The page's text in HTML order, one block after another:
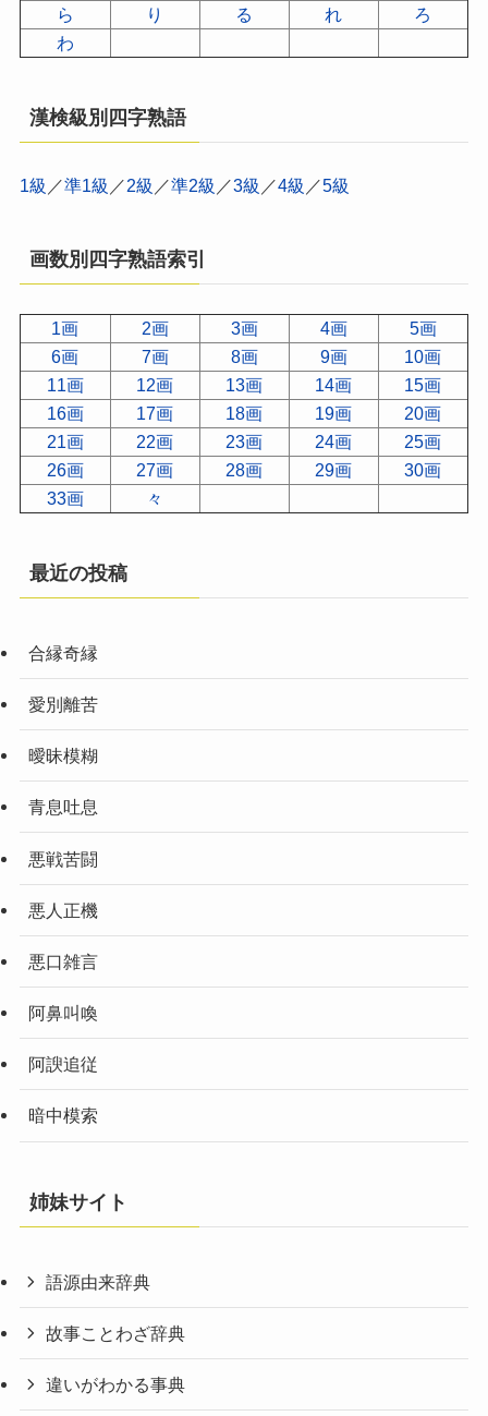
ら
り る れ
ろ
わ
漢検級別四字熟語
1級 ／準1級 ／2級 ／準2級 ／3級 ／4級 ／5級
画数別四字熟語索引
1画 2画 3画 4画
5画
6画
7画 8画 9画
10画
11画
12画 13画 14画
15画
16画
17画 18画 19画
20画
21画
22画 23画 24画
25画
26画
27画 28画 29画
30画
33画
々
最近の投稿
合縁奇縁
愛別離苦
曖昧模糊
青息吐息
悪戦苦闘
悪人正機
悪口雑言
阿鼻叫喚
阿諛追従
暗中模索
姉妹サイト
語源由来辞典
故事ことわざ辞典
違いがわかる事典